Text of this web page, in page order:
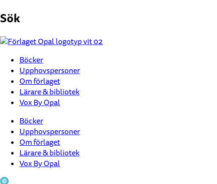
till
Sök
Böcker
Upphovspersoner
Om förlaget
Lärare & bibliotek
Vox By Opal
Böcker
Upphovspersoner
Om förlaget
Lärare & bibliotek
Vox By Opal